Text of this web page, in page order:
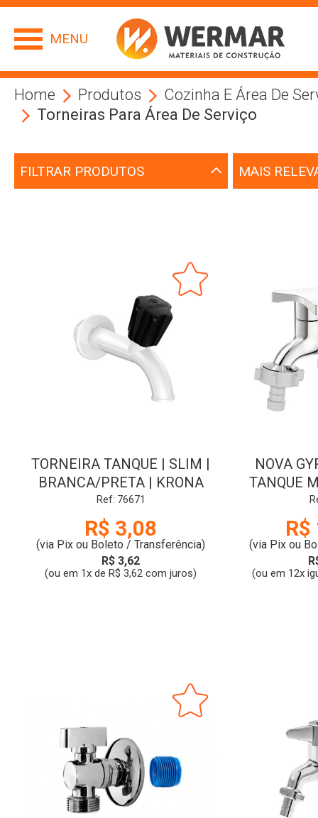
MENU
Home Produtos
Cozinha E Área De
Torneiras Para Área De Serviço
FILTRAR PRODUTOS
TORNEIRA TANQUE | SLIM |
BRANCA/PRETA | KRONA
Ref: 76671
R$ 3,08
(via Pix ou Boleto / Transferência)
R$ 3,62
(ou em 1x de R$ 3,62 com juros)
NOVA
TANQUE
NGY |
(via Pix ou
(ou em 12x